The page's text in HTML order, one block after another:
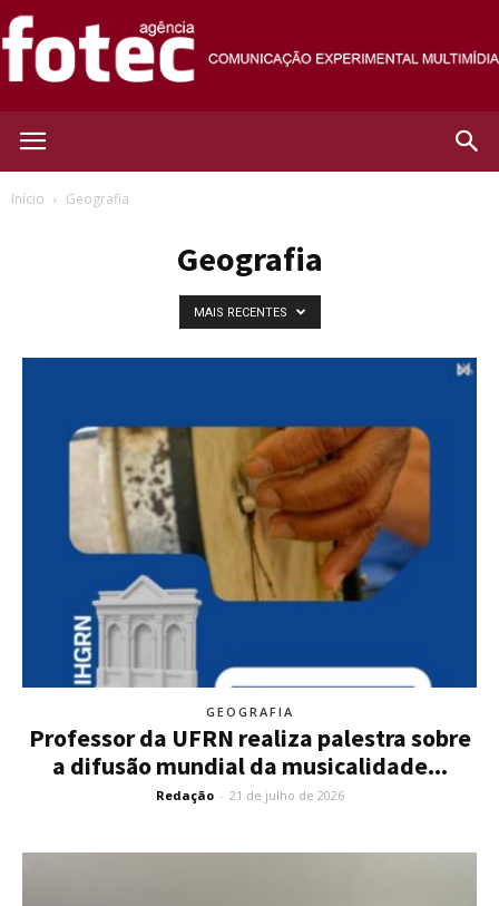
Fotec
Início Geografia
Geografia
MAIS RECENTES
GEOGRAFIA
Professor da UFRN realiza palestra sobre
a difusão mundial da musicalidade...
Redação - 21 de julho de 2026